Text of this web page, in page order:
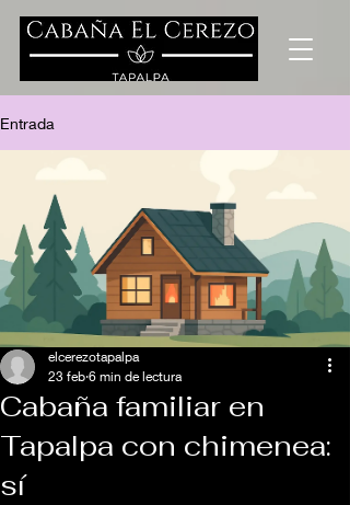
Entrada
Cabaña familiar en
Tapalpa con chimenea:
sí
elcerezotapalpa
23 feb 6 min de lectura